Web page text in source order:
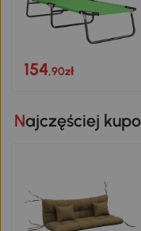
154,90zł
Najczęściej